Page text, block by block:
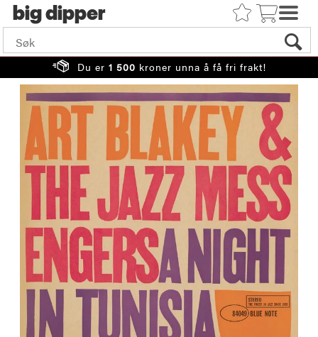
big
Du er 1 500 kroner unna å få fri frakt!